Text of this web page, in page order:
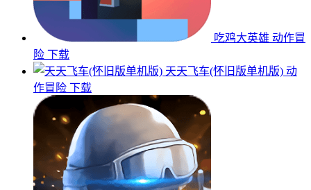
吃鸡大英雄 动作冒
险 下载
天天飞车(怀旧版单机版) 动
作冒险 下载